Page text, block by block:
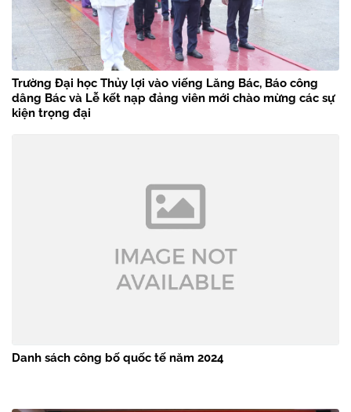
Trường Đại học Thủy lợi vào viếng Lăng Bác, Báo công
dâng Bác và Lễ kết nạp đảng viên mới chào mừng các sự
kiện trọng đại
Danh sách công bố quốc tế năm 2024